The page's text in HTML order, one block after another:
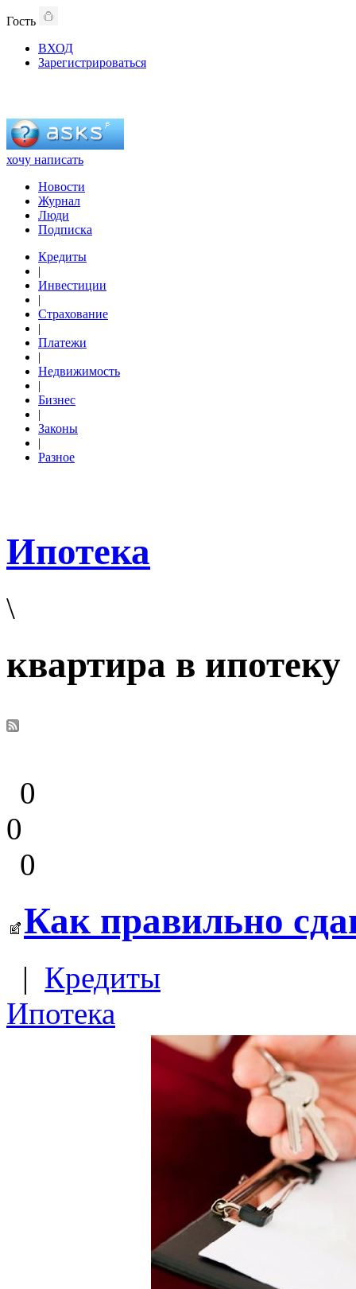
Гость
ВХОД
Зарегистрироваться
хочу написать
Новости
Журнал
Люди
Подписка
Кредиты
|
Инвестиции
|
Страхование
|
Платежи
|
Недвижимость
|
Бизнес
|
Законы
|
Разное
Ипотека
\
квартира в ипотеку
0
0
0
Как правильно
| Кредиты
Ипотека